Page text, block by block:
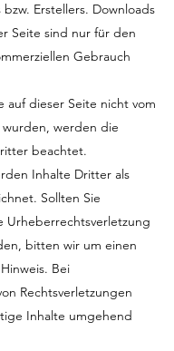
Erstellers. Downloads
Seite sind nur für den
Gebrauch
auf dieser Seite nicht vom
werden die
beachtet.
Inhalte Dritter als
Sollten Sie
Urheberrechtsverletzung
bitten wir um einen
Bei
Rechtsverletzungen
Inhalte umgehend